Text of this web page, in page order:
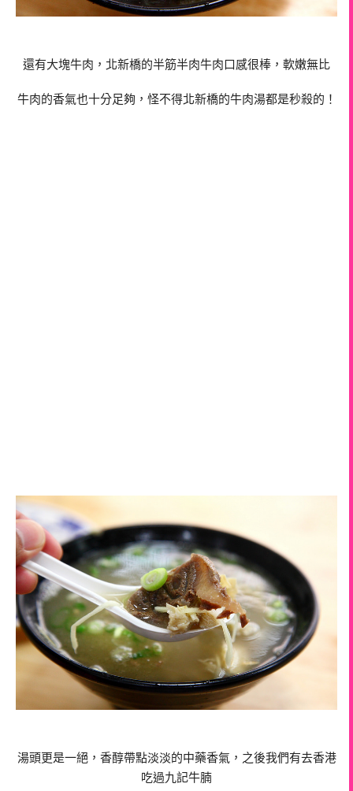
還有大塊牛肉，北新橋的半筋半肉牛肉口感很棒，軟嫩無比
牛肉的香氣也十分足夠，怪不得北新橋的牛肉湯都是秒殺的！
湯頭更是一絕，香醇帶點淡淡的中藥香氣，之後我們有去香港
吃過九記牛腩